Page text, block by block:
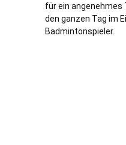
für ein
den ganzen Tag im
Badmintonspieler.